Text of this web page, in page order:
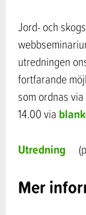
Jord- och
utredningen
fortfarande
som ordnas
14.00 via
Utredning
Mer